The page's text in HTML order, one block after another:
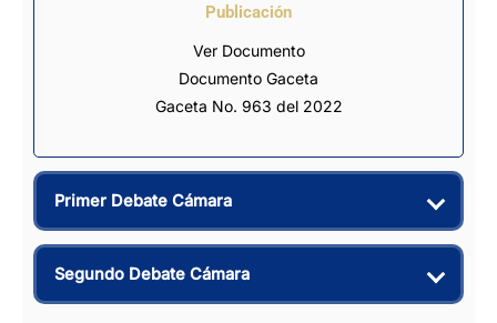
Publicación
Ver Documento
Documento Gaceta
Gaceta No. 963 del 2022
Primer Debate Cámara
Segundo Debate Cámara